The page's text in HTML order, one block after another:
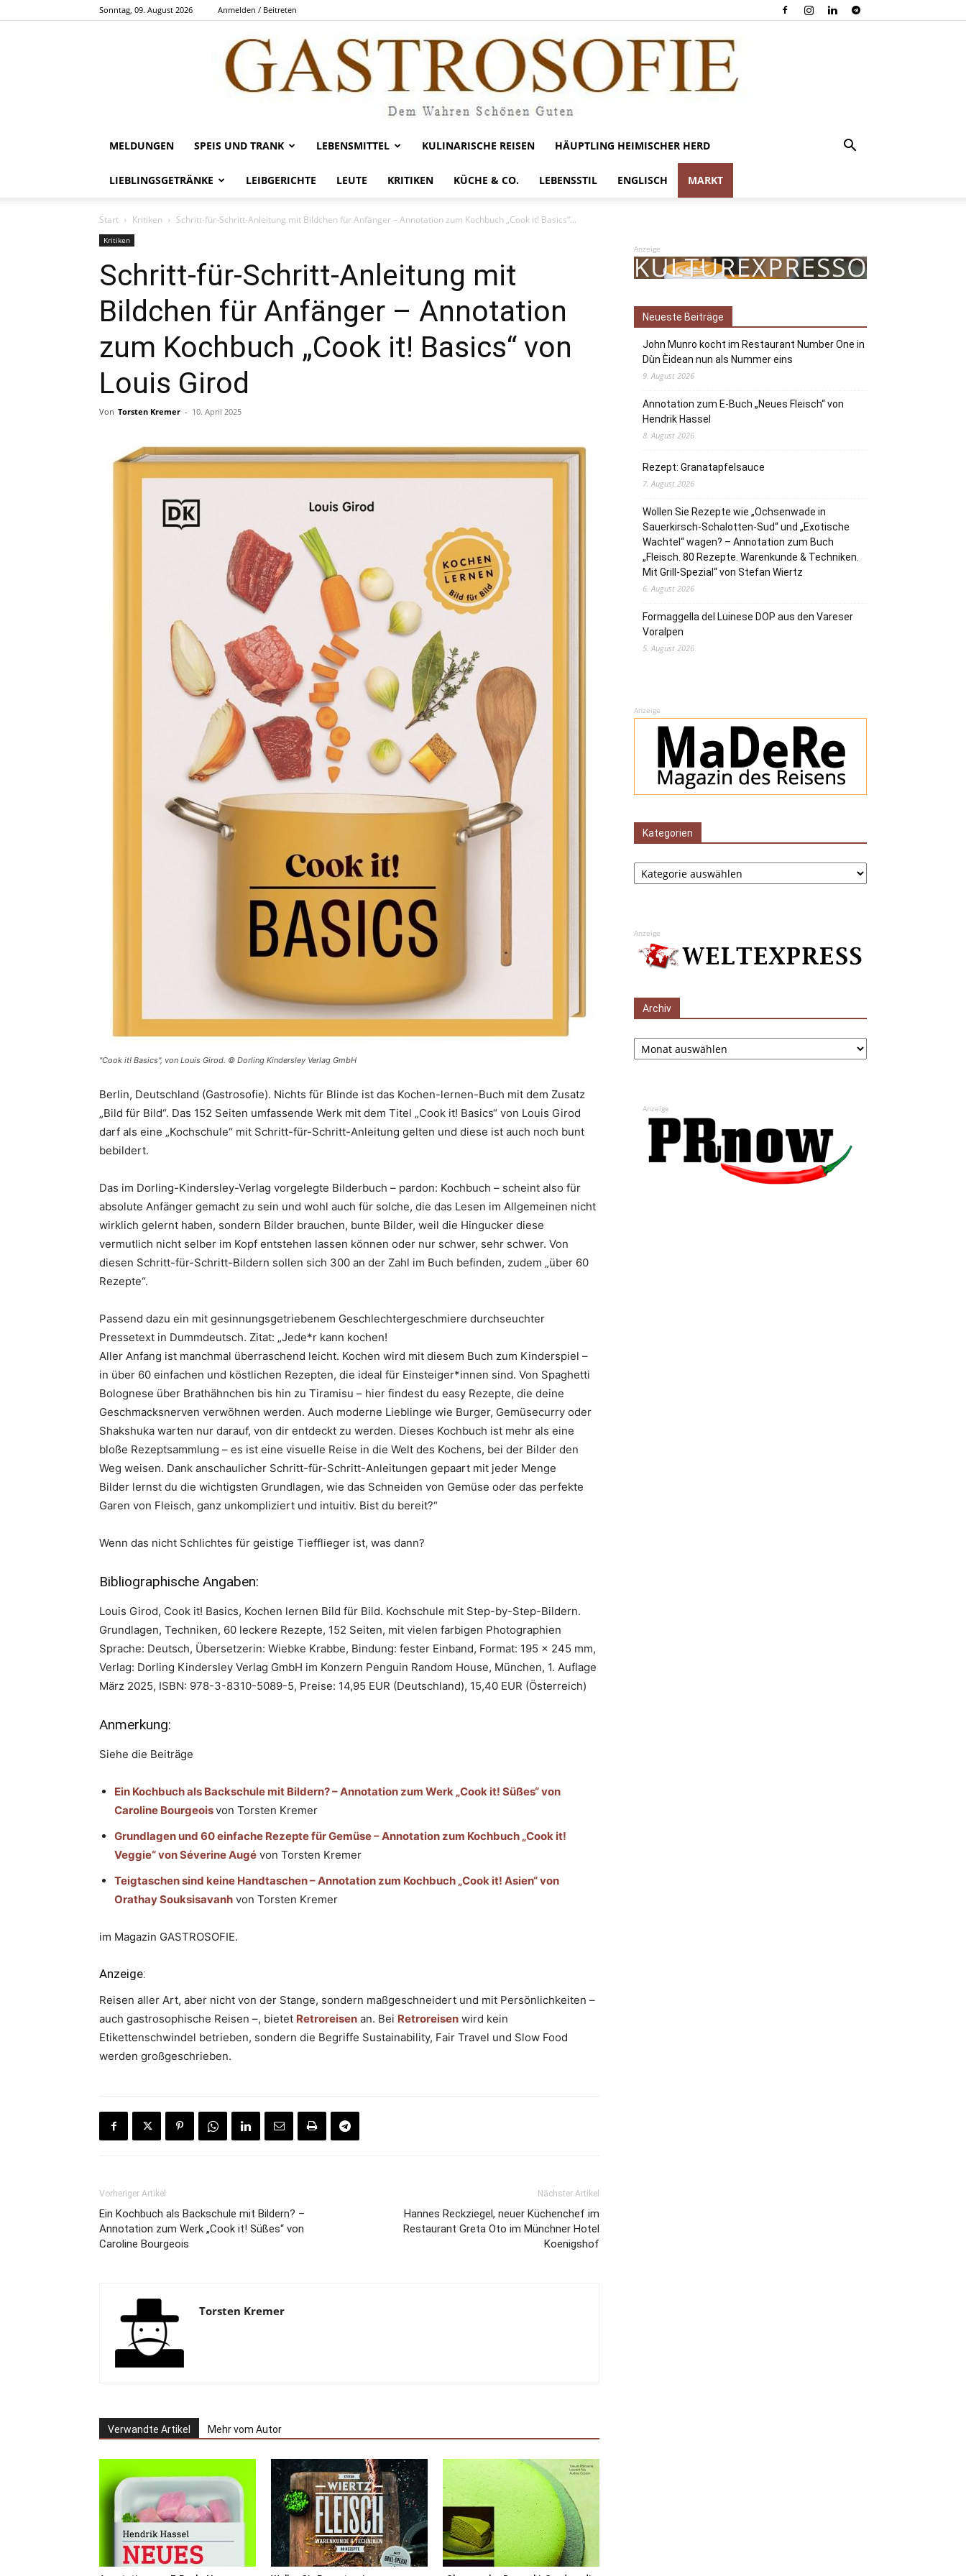
Sonntag, 09. August 2026 Anmelden / Beitreten
Gastrosofie
MELDUNGEN SPEIS UND TRANK LEBENSMITTEL KULINARISCHE REISEN HÄUPTLING HEIMISCHER HERD
LIEBLINGSGETRÄNKE LEIBGERICHTE LEUTE KRITIKEN KÜCHE & CO. LEBENSSTIL ENGLISCH MARKT
Start Kritiken Schritt-für-Schritt-Anleitung mit Bildchen für Anfänger – Annotation zum Kochbuch „Cook it! Basics“...
Kritiken
Schritt-für-Schritt-Anleitung mit
Bildchen für Anfänger – Annotation
zum Kochbuch „Cook it! Basics“ von
Louis Girod
Von Torsten Kremer - 10. April 2025
"Cook it! Basics", von Louis Girod. © Dorling Kindersley Verlag GmbH
Berlin, Deutschland (Gastrosofie). Nichts für Blinde ist das Kochen-lernen-Buch mit dem Zusatz
„Bild für Bild“. Das 152 Seiten umfassende Werk mit dem Titel „Cook it! Basics“ von Louis Girod
darf als eine „Kochschule“ mit Schritt-für-Schritt-Anleitung gelten und diese ist auch noch bunt
bebildert.
Das im Dorling-Kindersley-Verlag vorgelegte Bilderbuch – pardon: Kochbuch – scheint also für
absolute Anfänger gemacht zu sein und wohl auch für solche, die das Lesen im Allgemeinen nicht
wirklich gelernt haben, sondern Bilder brauchen, bunte Bilder, weil die Hingucker diese
vermutlich nicht selber im Kopf entstehen lassen können oder nur schwer, sehr schwer. Von
diesen Schritt-für-Schritt-Bildern sollen sich 300 an der Zahl im Buch befinden, zudem „über 60
Rezepte“.
Passend dazu ein mit gesinnungsgetriebenem Geschlechtergeschmiere durchseuchter
Pressetext in Dummdeutsch. Zitat: „Jede*r kann kochen!
Aller Anfang ist manchmal überraschend leicht. Kochen wird mit diesem Buch zum Kinderspiel –
in über 60 einfachen und köstlichen Rezepten, die ideal für Einsteiger*innen sind. Von Spaghetti
Bolognese über Brathähnchen bis hin zu Tiramisu – hier findest du easy Rezepte, die deine
Geschmacksnerven verwöhnen werden. Auch moderne Lieblinge wie Burger, Gemüsecurry oder
Shakshuka warten nur darauf, von dir entdeckt zu werden. Dieses Kochbuch ist mehr als eine
bloße Rezeptsammlung – es ist eine visuelle Reise in die Welt des Kochens, bei der Bilder den
Weg weisen. Dank anschaulicher Schritt-für-Schritt-Anleitungen gepaart mit jeder Menge
Bilder lernst du die wichtigsten Grundlagen, wie das Schneiden von Gemüse oder das perfekte
Garen von Fleisch, ganz unkompliziert und intuitiv. Bist du bereit?“
Wenn das nicht Schlichtes für geistige Tiefflieger ist, was dann?
Bibliographische Angaben:
Louis Girod, Cook it! Basics, Kochen lernen Bild für Bild. Kochschule mit Step-by-Step-Bildern.
Grundlagen, Techniken, 60 leckere Rezepte, 152 Seiten, mit vielen farbigen Photographien
Sprache: Deutsch, Übersetzerin: Wiebke Krabbe, Bindung: fester Einband, Format: 195 x 245 mm,
Verlag: Dorling Kindersley Verlag GmbH im Konzern Penguin Random House, München, 1. Auflage
März 2025, ISBN: 978-3-8310-5089-5, Preise: 14,95 EUR (Deutschland), 15,40 EUR (Österreich)
Anmerkung:
Siehe die Beiträge
Ein Kochbuch als Backschule mit Bildern? – Annotation zum Werk „Cook it! Süßes“ von
Caroline Bourgeoisvon Torsten Kremer
Grundlagen und 60 einfache Rezepte für Gemüse – Annotation zum Kochbuch „Cook it!
Veggie“ von Séverine Augé von Torsten Kremer
Teigtaschen sind keine Handtaschen – Annotation zum Kochbuch „Cook it! Asien“ von
Orathay Souksisavanh von Torsten Kremer
im Magazin GASTROSOFIE.
Anzeige:
Reisen aller Art, aber nicht von der Stange, sondern maßgeschneidert und mit Persönlichkeiten –
auch gastrosophische Reisen –, bietet Retroreisen an. Bei Retroreisen wird kein
Etikettenschwindel betrieben, sondern die Begriffe Sustainability, Fair Travel und Slow Food
werden großgeschrieben.
Vorheriger Artikel
Ein Kochbuch als Backschule mit Bildern? –
Annotation zum Werk „Cook it! Süßes“ von
Caroline Bourgeois
Nächster Artikel
Hannes Reckziegel, neuer Küchenchef im
Restaurant Greta Oto im Münchner Hotel
Koenigshof
Torsten Kremer
Verwandte Artikel Mehr vom Autor
Anzeige
Neueste Beiträge
John Munro kocht im Restaurant Number One in
Dùn Èidean nun als Nummer eins
9. August 2026
Annotation zum E-Buch „Neues Fleisch“ von
Hendrik Hassel
8. August 2026
Rezept: Granatapfelsauce
7. August 2026
Wollen Sie Rezepte wie „Ochsenwade in
Sauerkirsch-Schalotten-Sud“ und „Exotische
Wachtel“ wagen? – Annotation zum Buch
„Fleisch. 80 Rezepte. Warenkunde & Techniken.
Mit Grill-Spezial“ von Stefan Wiertz
6. August 2026
Formaggella del Luinese DOP aus den Vareser
Voralpen
5. August 2026
Anzeige
Kategorien
Kategorien
Anzeige
Archiv
Archiv
Anzeige